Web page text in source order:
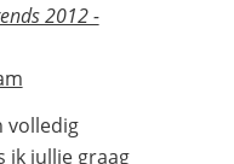
2012 -
volledig
ik jullie graag